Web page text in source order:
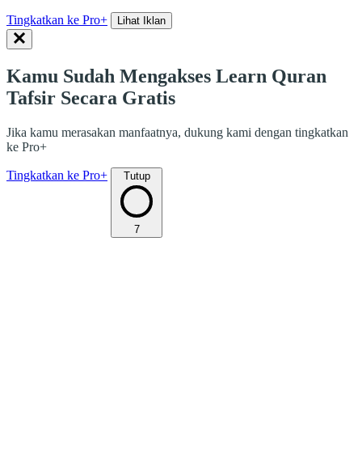
Tingkatkan ke Pro+ Lihat Iklan
Kamu Sudah Mengakses Learn Quran
Tafsir Secara Gratis
Jika kamu merasakan manfaatnya, dukung kami dengan tingkatkan
ke Pro+
Tingkatkan ke Pro+ Tutup
7